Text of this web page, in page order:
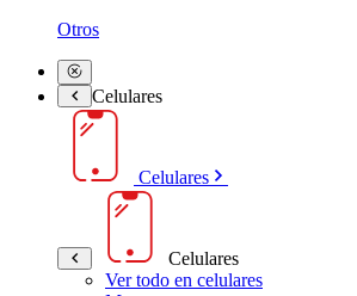
Otros
Celulares
Celulares
Celulares
Ver todo en celulares